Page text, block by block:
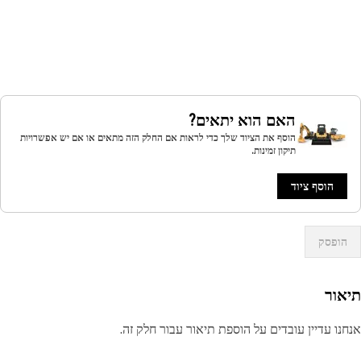
האם הוא יתאים?
הוסף את הציוד שלך כדי לראות אם החלק הזה מתאים או אם יש אפשרויות
תיקון זמינות.
הוסף ציוד
הופסק
עדיין עובדים על הוספת תיאור עבור חלק זה.